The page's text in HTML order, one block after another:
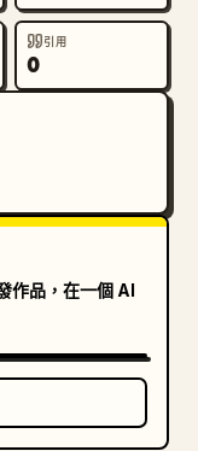
引用
0
作品，在一個 AI